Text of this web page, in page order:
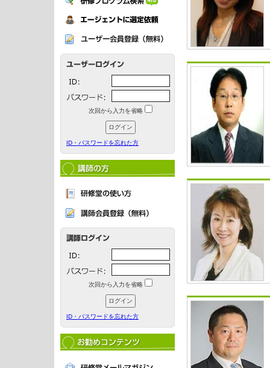
次回から入力を省略
ID・パスワードを忘れた方
次回から入力を省略
ID・パスワードを忘れた方